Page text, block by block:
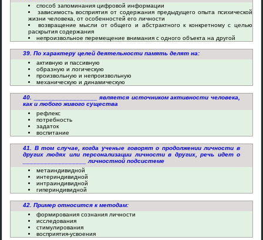
способ запоминания цифровой информации
зависимость восприятия от содержания предыдущего опыта психической
жизни человека, от особенностей его личности
возвращение мысли от общего и абстрактного к конкретному с целью
раскрытия содержания
непроизвольное перемещение внимания с одного объекта на другой
39. По характеру целей деятельности память делят на:
активную и пассивную
образную и логическую
произвольную и непроизвольную
механическую и динамическую
40. __________________ является источником активности человека,
как и любого живого существа
рефлекс
потребность
задаток
воспитание
41. В том случае, когда ученые говорят о продолжении личности в
других людях или персонализации личности в других, речь идет о
__________________ личностной подсистеме
метаиндивидной
интериндивидной
интраиндивидной
гипериндивидной
42. Пример относится к методам:
формирования сознания личности
исследования
стимулирования
восприятия-усвоения